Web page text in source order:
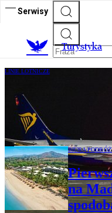
Serwisy
Turystyka
LINIE LOTNICZE
Kolejny pasażer
miesięcy
zachowanie”
BIURA
na